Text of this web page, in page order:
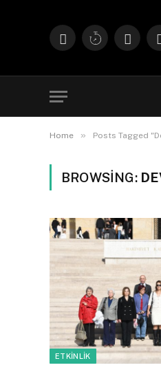
Facebook
X
Home » Posts Tagged
BROWSING:
ETKINLIK